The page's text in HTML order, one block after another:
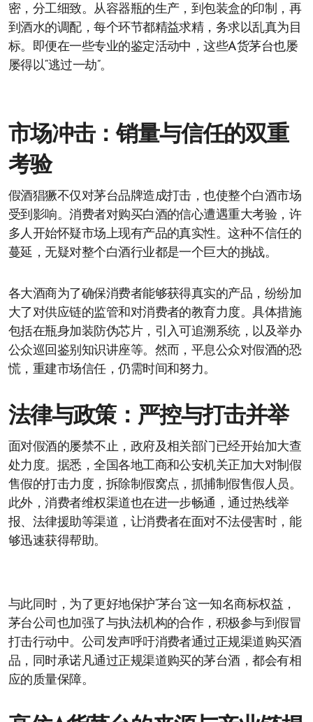
密，分工细致。从容器瓶的生产，到包装盒的印制，再
到酒水的调配，每个环节都精益求精，务求以乱真为目
标。即便在一些专业的鉴定活动中，这些A货茅台也屡
屡得以“逃过一劫”。
市场冲击：销量与信任的双重
考验
假酒猖獗不仅对茅台品牌造成打击，也使整个白酒市场
受到影响。消费者对购买白酒的信心遭遇重大考验，许
多人开始怀疑市场上现有产品的真实性。这种不信任的
蔓延，无疑对整个白酒行业都是一个巨大的挑战。
各大酒商为了确保消费者能够获得真实的产品，纷纷加
大了对供应链的监管和对消费者的教育力度。具体措施
包括在瓶身加装防伪芯片，引入可追溯系统，以及举办
公众巡回鉴别知识讲座等。然而，平息公众对假酒的恐
慌，重建市场信任，仍需时间和努力。
法律与政策：严控与打击并举
面对假酒的屡禁不止，政府及相关部门已经开始加大查
处力度。据悉，全国各地工商和公安机关正加大对制假
售假的打击力度，拆除制假窝点，抓捕制假售假人员。
此外，消费者维权渠道也在进一步畅通，通过热线举
报、法律援助等渠道，让消费者在面对不法侵害时，能
够迅速获得帮助。
与此同时，为了更好地保护“茅台”这一知名商标权益，
茅台公司也加强了与执法机构的合作，积极参与到假冒
打击行动中。公司发声呼吁消费者通过正规渠道购买酒
品，同时承诺凡通过正规渠道购买的茅台酒，都会有相
应的质量保障。